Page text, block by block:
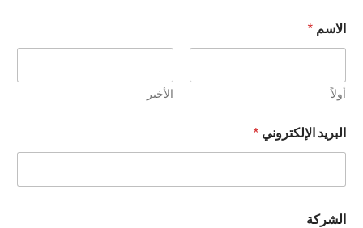
الاسم *
أولاً الأخير
ا
ل
س
ت
البريد الإلكتروني *
الشركة